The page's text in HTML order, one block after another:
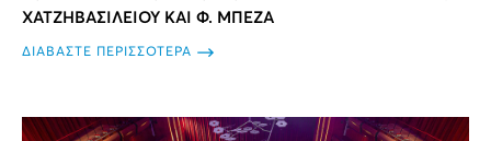
ΧΑΤΖΗΒΑΣΙΛΕΙΟΥ ΚΑΙ Φ. ΜΠΕΖΑ
ΔΙΑΒΑΣΤΕ ΠΕΡΙΣΣΟΤΕΡΑ